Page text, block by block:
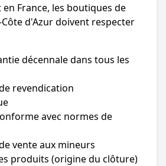
France, les boutiques de
Côte d'Azur doivent respecter
décennale dans tous les
revendication
avec normes de
vente aux mineurs
produits (origine du clôture)